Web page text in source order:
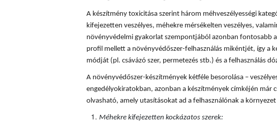
A készítmény toxicitása szerint három méhveszélyességi
kifejezetten veszélyes, méhekre mérsékelten veszélyes,
növényvédelmi gyakorlat szempontjából azonban fontosabb
profil mellett a növényvédőszer-felhasználás mikéntjét, így a
módját (pl. csávázó szer, permetezés stb.) és a felhasználás
A növényvédőszer-készítmények kétféle besorolása –
engedélyokiratokban, azonban a készítmények címkéjén már
olvasható, amely utasításokat ad a felhasználónak a
Méhekre kifejezetten kockázatos szerek: